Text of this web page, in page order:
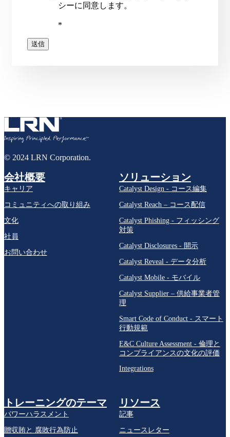
シーに同意します。
*
© 2024 LRN Corporation.
会社概要
キャリア
コミュニティへの取り組み
文化
社員
お問い合わせ
ソリューション
Catalyst Design - コース編集
Catalyst Reach – コース配信
Catalyst Phishing - フィッシング
対策
Catalyst Disclosures - 開示
Catalyst Reveal - データ分析
Catalyst Mobile - モバイル
Catalyst Supplier – 供給事業者管
理
Smart Code of Conduct - スマート
行動規範
E&C Culture Assessment - 倫理と
コンプライアンスの文化の評価
Integrations
トレーニングのテーマ
パワーハラスメント
贈収賄と 腐敗行為防止
リソース
記事
ニュースレター